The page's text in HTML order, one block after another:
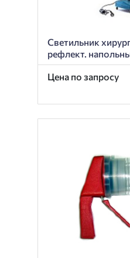
Светильник
рефлект.
Цена по запросу